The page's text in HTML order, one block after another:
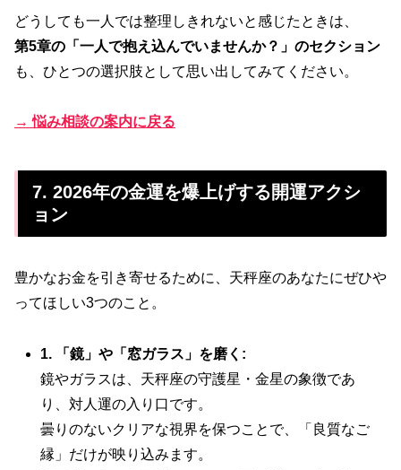
どうしても一人では整理しきれないと感じたときは、
第5章の「一人で抱え込んでいませんか？」のセクション
も、ひとつの選択肢として思い出してみてください。
→ 悩み相談の案内に戻る
7. 2026年の金運を爆上げする開運アクシ
ョン
豊かなお金を引き寄せるために、天秤座のあなたにぜひや
ってほしい3つのこと。
1. 「鏡」や「窓ガラス」を磨く:
鏡やガラスは、天秤座の守護星・金星の象徴であ
り、対人運の入り口です。
曇りのないクリアな視界を保つことで、「良質なご
縁」だけが映り込みます。